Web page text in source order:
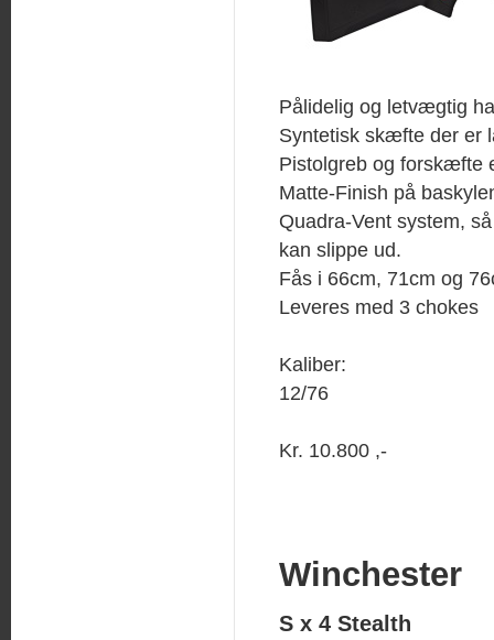
Pålidelig og letvægtig
Syntetisk skæfte der er
Pistolgreb og forskæfte
Matte-Finish på
Quadra-Vent system,
kan slippe ud.
Fås i 66cm, 71cm og
Leveres med 3 chokes
Kaliber:
12/76
Kr. 10.800 ,-
Winchester
S x 4 Stealth